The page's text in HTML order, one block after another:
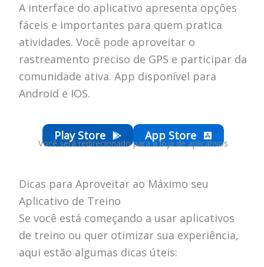
A interface do aplicativo apresenta opções
fáceis e importantes para quem pratica
atividades. Você pode aproveitar o
rastreamento preciso de GPS e participar da
comunidade ativa. App disponível para
Android e IOS.
Play Store App Store
Você será redirecionado para a loja de aplicativos
Dicas para Aproveitar ao Máximo seu
Aplicativo de Treino
Se você está começando a usar aplicativos
de treino ou quer otimizar sua experiência,
aqui estão algumas dicas úteis: